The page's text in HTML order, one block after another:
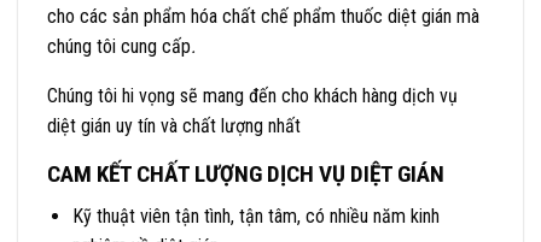
cho các sản phẩm hóa chất chế phẩm thuốc diệt gián mà
chúng tôi cung cấp.
Chúng tôi hi vọng sẽ mang đến cho khách hàng dịch vụ
diệt gián uy tín và chất lượng nhất
CAM KẾT CHẤT LƯỢNG DỊCH VỤ DIỆT GIÁN
Kỹ thuật viên tận tình, tận tâm, có nhiều năm kinh